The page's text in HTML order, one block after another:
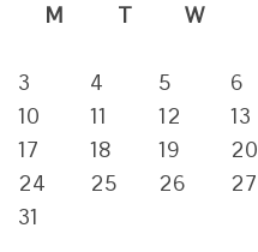
M
T W
3
4 5 6
10
11 12 13
17
18 19 20
24
25 26 27
31